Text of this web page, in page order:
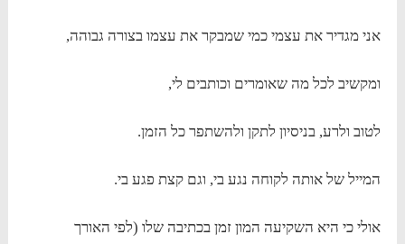
אני מגדיר את עצמי כמי שמבקר את עצמו בצורה גבוהה,
ומקשיב לכל מה שאומרים וכותבים לי,
לטוב ולרע, בניסיון לתקן ולהשתפר כל הזמן.
המייל של אותה לקוחה נגע בי, וגם קצת פגע בי.
אולי כי היא השקיעה המון זמן בכתיבה שלו (לפי האורך